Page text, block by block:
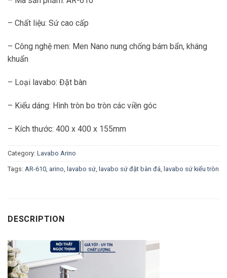
– Chất liệu: Sứ cao cấp
– Công nghệ men: Men Nano nung chống bám bẩn, kháng
khuẩn
– Loại lavabo: Đặt bàn
– Kiểu dáng: Hình tròn bo tròn các viền góc
– Kích thước: 400 x 400 x 155mm
Category: Lavabo Arino
Tags: AR-610, arino, lavabo sứ, lavabo sứ đặt bàn đá, lavabo sứ kiểu tròn
DESCRIPTION